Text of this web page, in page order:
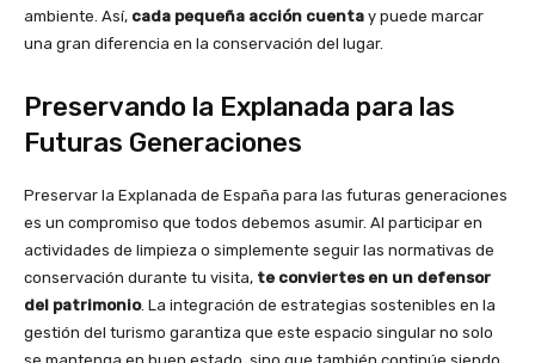
ambiente. Así, cada pequeña acción cuenta y puede marcar
una gran diferencia en la conservación del lugar.
Preservando la Explanada para las
Futuras Generaciones
Preservar la Explanada de España para las futuras generaciones
es un compromiso que todos debemos asumir. Al participar en
actividades de limpieza o simplemente seguir las normativas de
conservación durante tu visita, te conviertes en un defensor
del patrimonio. La integración de estrategias sostenibles en la
gestión del turismo garantiza que este espacio singular no solo